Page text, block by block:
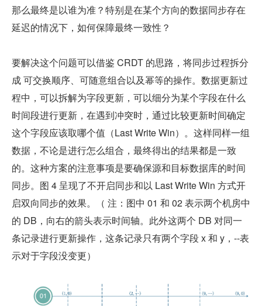
那么最终是以谁为准？特别是在某个方向的数据同步存在
延迟的情况下，如何保障最终一致性？
要解决这个问题可以借鉴 CRDT 的思路，将同步过程拆分
成 可交换顺序、可随意组合以及幂等的操作。数据更新过
程中，可以拆解为字段更新，可以细分为某个字段在什么
时间段进行更新，在遇到冲突时，通过比较更新时间确定
这个字段应该取哪个值（Last Write Win）。这样同样一组
数据，不论是进行怎么组合，最终得出的结果都是一致
的。这种方案的注意事项是要确保源和目标数据库的时间
同步。图 4 呈现了不开启同步和以 Last Write Win 方式开
启双向同步的效果。（ 注：图中 01 和 02 表示两个机房中
的 DB，向右的箭头表示时间轴。此外这两个 DB 对同一
条记录进行更新操作，这条记录只有两个字段 x 和 y，--表
示对于字段没变更）